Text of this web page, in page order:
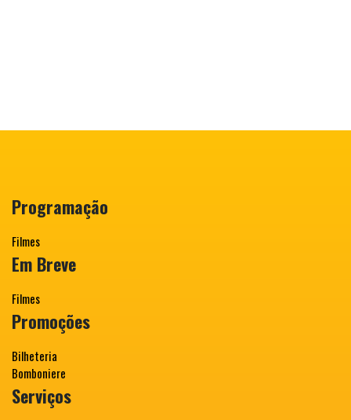
Programação
Filmes
Em Breve
Filmes
Promoções
Bilheteria
Bomboniere
Serviços